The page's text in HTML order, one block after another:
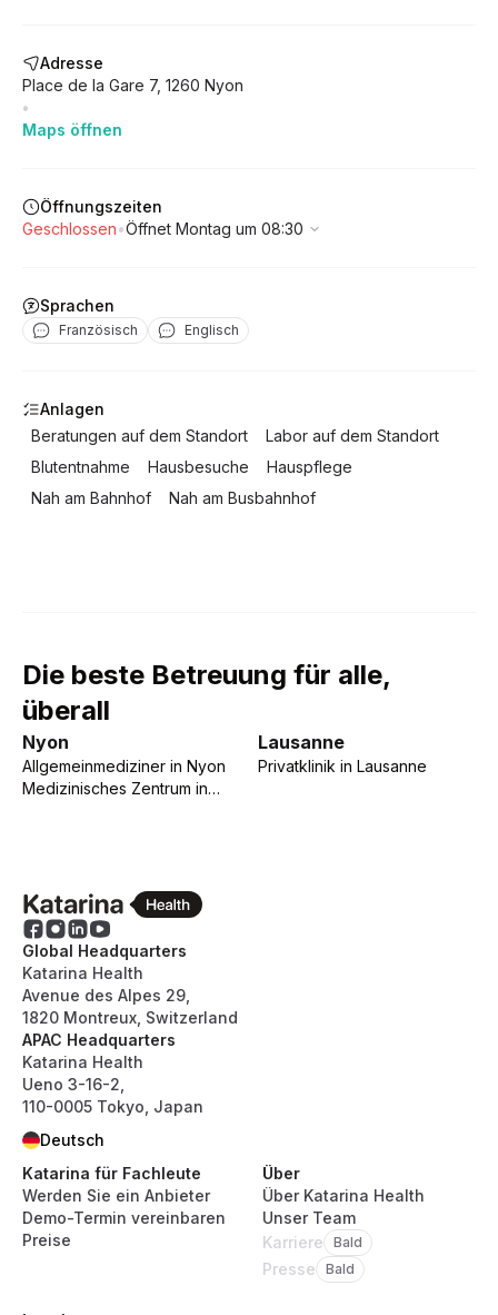
Adresse
Place de la Gare 7, 1260 Nyon
•
Maps öffnen
Öffnungszeiten
Geschlossen•Öffnet Montag um 08:30
Sprachen
Französisch Englisch
Anlagen
Beratungen auf dem Standort
Labor auf dem Standort
Blutentnahme
Hausbesuche
Hauspflege
Nah am Bahnhof
Nah am Busbahnhof
Die beste Betreuung für alle,
überall
Nyon
Allgemeinmediziner in Nyon
Medizinisches Zentrum in
Lausanne
Privatklinik in Lausanne
Global Headquarters
Katarina Health
Avenue des Alpes 29,
1820 Montreux, Switzerland
APAC Headquarters
Katarina Health
Ueno 3-16-2,
110-0005 Tokyo, Japan
Deutsch
Katarina für Fachleute
Werden Sie ein Anbieter
Demo-Termin vereinbaren
Preise
Über
Über Katarina Health
Unser Team
Karriere
Bald
Presse Bald